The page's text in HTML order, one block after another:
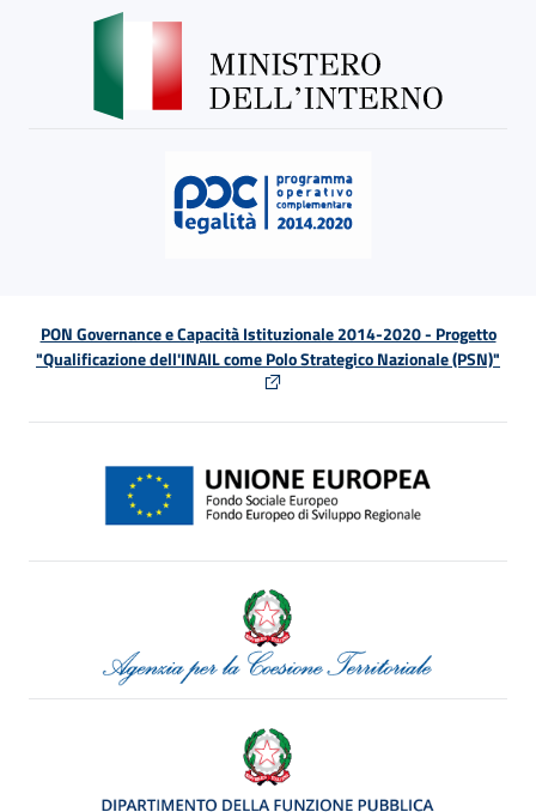
PON Governance e Capacità Istituzionale 2014-2020 - Progetto
"Qualificazione dell'INAIL come Polo Strategico Nazionale (PSN)"